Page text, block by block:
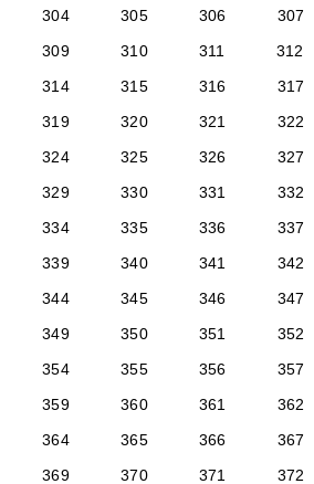
304
305 306 307
309
310 311 312
314
315 316 317
319
320 321 322
324
325 326 327
329
330 331 332
334
335 336 337
339
340 341 342
344
345 346 347
349
350 351 352
354
355 356 357
359
360 361 362
364
365 366 367
369
370 371 372